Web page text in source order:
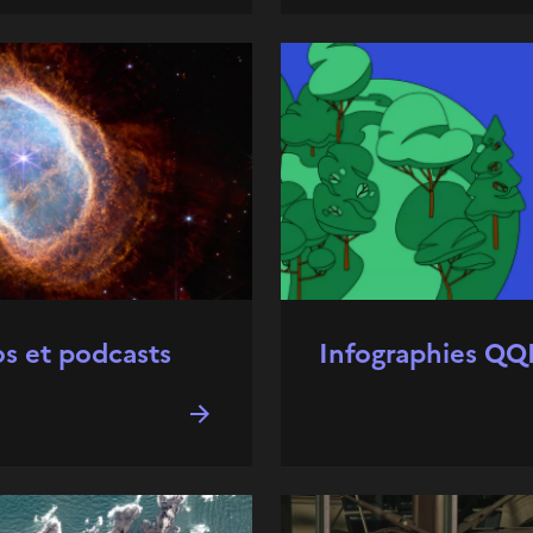
et podcasts Infographies